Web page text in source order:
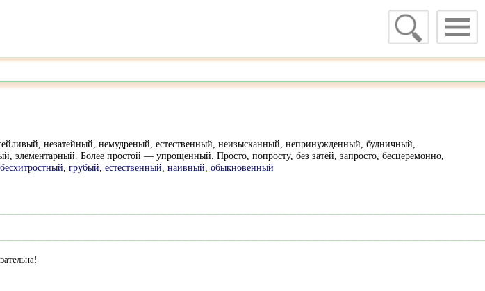
незатейный, немудреный, естественный, неизысканный, непринужденный, будничный,
Более простой — упрощенный. Просто, попросту, без затей, запросто, бесцеремонно,
бесхитростный грубый естественный наивный обыкновенный